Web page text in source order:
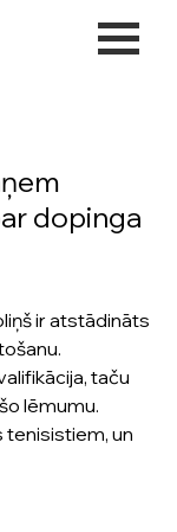
dopinga
ir atstādināts
taču
lēmumu.
tenisistiem, un